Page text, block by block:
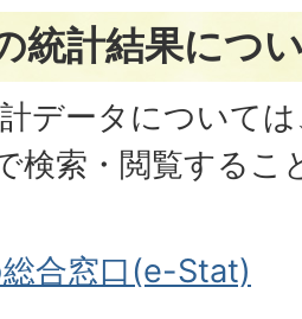
統計結果につ
データについて
検索・閲覧するこ
合窓口(e-Stat)